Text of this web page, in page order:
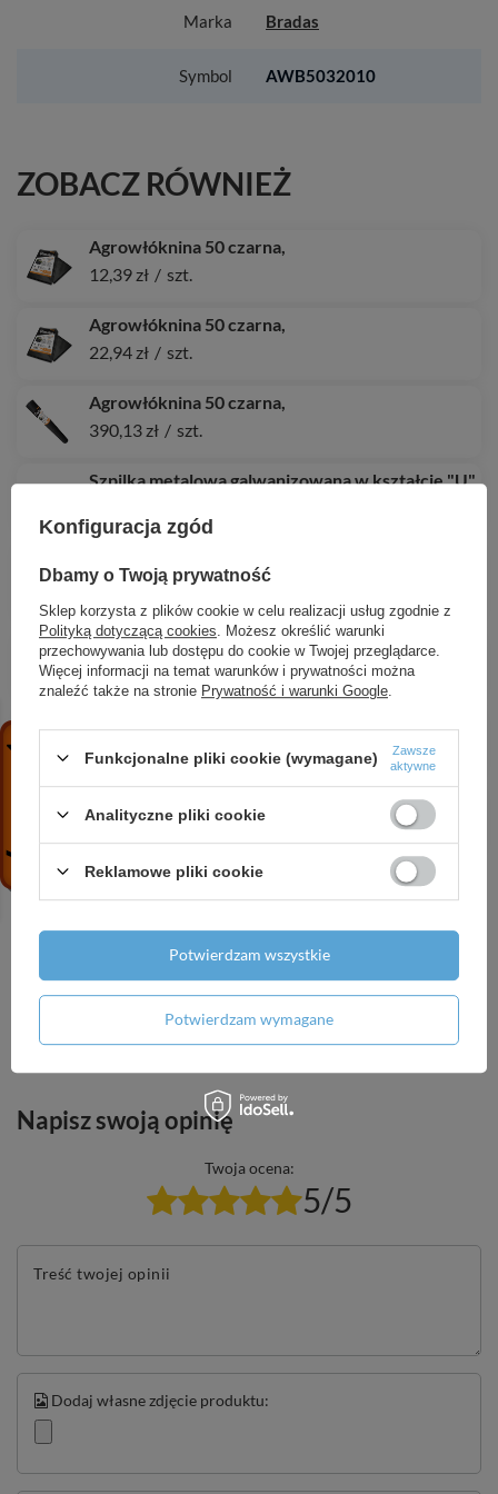
Marka Bradas
Symbol AWB5032010
ZOBACZ RÓWNIEŻ
Agrowłóknina 50 czarna,
12,39 zł / szt.
Agrowłóknina 50 czarna,
22,94 zł / szt.
Agrowłóknina 50 czarna,
390,13 zł / szt.
Szpilka metalowa galwanizowana w kształcie "U"
10m
14,96 zł / szt.
Agrowłóknina 50 czarna,
96,76 zł / szt.
37,53 zł / szt.
Szpilka metalowa galwanizowana w kształcie "U"
10,26 zł
szt.
Potrzebujesz pomocy? Masz pytania?
Napisz swoją opinię
Twoja ocena:
5/5
Treść twojej opinii
Dodaj własne zdjęcie produktu:
Konfiguracja zgód
Dbamy o Twoją prywatność
Sklep korzysta z plików cookie w celu realizacji usług zgodnie z
Polityką dotyczącą cookies . Możesz określić warunki
przechowywania lub dostępu do cookie w Twojej przeglądarce.
Więcej informacji na temat warunków i prywatności można
znaleźć także na stronie Prywatność i warunki Google
Funkcjonalne pliki cookie (wymagane)
Zawsze
aktywne
Analityczne pliki cookie
Reklamowe pliki cookie
Potwierdzam wymagane
Potwierdzam wszystkie